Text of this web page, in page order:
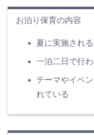
お泊り保育の内容
夏に実施され
一泊二日で行
テーマやイベ
れている